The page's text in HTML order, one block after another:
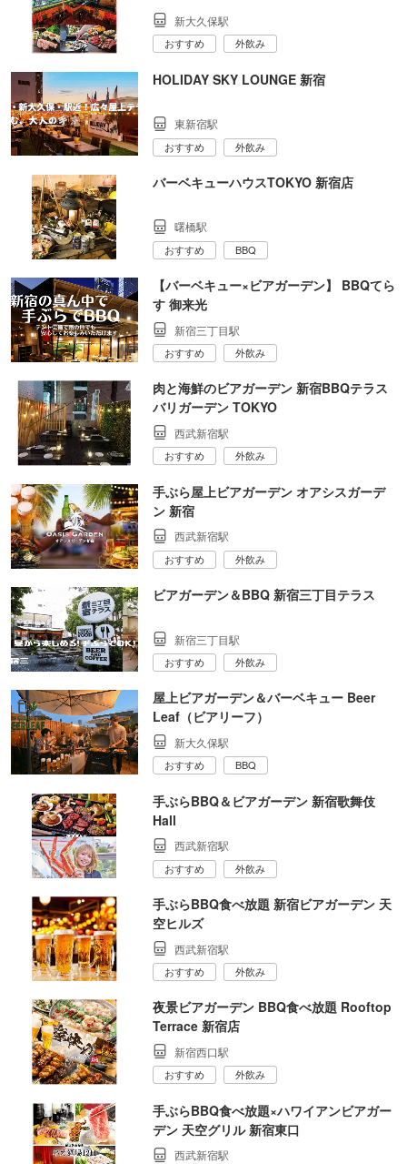
新大久保駅
おすすめ 外飲み
HOLIDAY SKY LOUNGE 新宿
東新宿駅
おすすめ 外飲み
バーベキューハウスTOKYO 新宿店
曙橋駅
おすすめ BBQ
【バーベキュー×ビアガーデン】 BBQてら
す 御来光
新宿三丁目駅
おすすめ 外飲み
肉と海鮮のビアガーデン 新宿BBQテラス
バリガーデン TOKYO
西武新宿駅
おすすめ 外飲み
手ぶら屋上ビアガーデン オアシスガーデ
ン 新宿
西武新宿駅
おすすめ 外飲み
ビアガーデン＆BBQ 新宿三丁目テラス
新宿三丁目駅
おすすめ 外飲み
屋上ビアガーデン＆バーベキュー Beer
Leaf（ビアリーフ）
新大久保駅
おすすめ BBQ
手ぶらBBQ＆ビアガーデン 新宿歌舞伎
Hall
西武新宿駅
おすすめ 外飲み
手ぶらBBQ食べ放題 新宿ビアガーデン 天
空ヒルズ
西武新宿駅
おすすめ 外飲み
夜景ビアガーデン BBQ食べ放題 Rooftop
Terrace 新宿店
新宿西口駅
おすすめ 外飲み
手ぶらBBQ食べ放題×ハワイアンビアガー
デン 天空グリル 新宿東口
西武新宿駅